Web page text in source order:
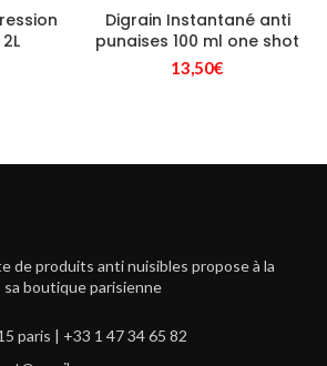
Digrain Instantané anti
punaises 100 ml one shot
13,50€
de produits anti nuisibles propose à la
boutique parisienne
paris | +33 1 47 34 65 82